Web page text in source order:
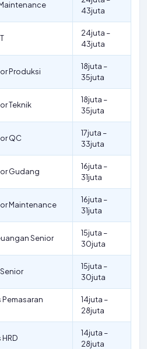
43juta
24juta –
43juta
Produksi
18juta –
35juta
Teknik
18juta –
35juta
QC
17juta –
33juta
Gudang
16juta –
31juta
Maintenance
16juta –
31juta
Senior
15juta –
30juta
15juta –
30juta
Pemasaran
14juta –
28juta
14juta –
28juta